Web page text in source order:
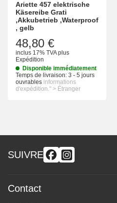
Ariette 457 elektrische
Käsereibe Grati
,Akkubetrieb ,Waterproof
, gelb
48,80 €
inclus 17% TVAplus
Expédition
Disponible immédiatement
Temps de livraison: 3 - 5 jours
ouvrables informations
d'expédition." > Étranger
SUIVRE
Contact